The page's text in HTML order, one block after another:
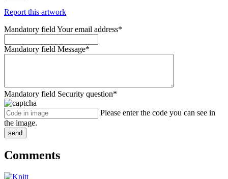
Report this artwork
Mandatory field Your email address*
Mandatory field Message*
Mandatory field Security question*
Please enter the code you can see in
the image.
send
Comments